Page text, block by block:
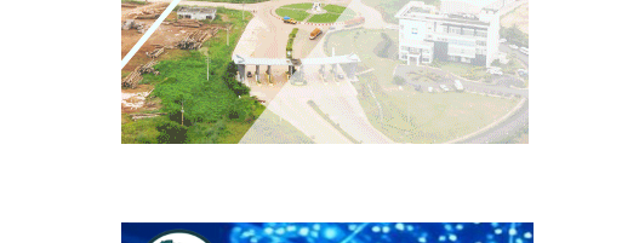
Logement social à Lambaréné
: le ministre de...
Apothéose ouest-africaine à
Abidjan : le couple
présidentiel...